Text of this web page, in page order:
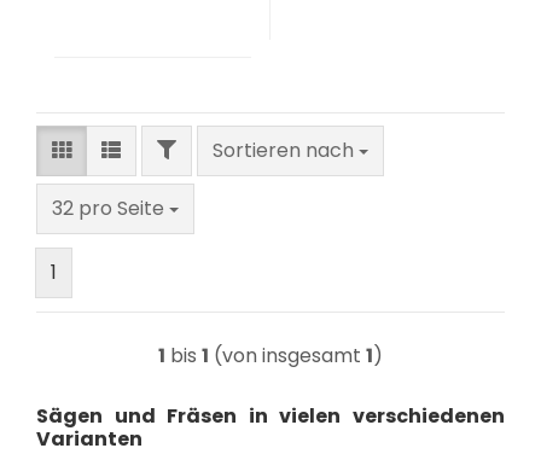
FILTERSortieren nach
Sortieren nach
32 pro Seite
pro Seite
1
1 bis 1 (von insgesamt 1)
Sägen und Fräsen in vielen verschiedenen
Varianten